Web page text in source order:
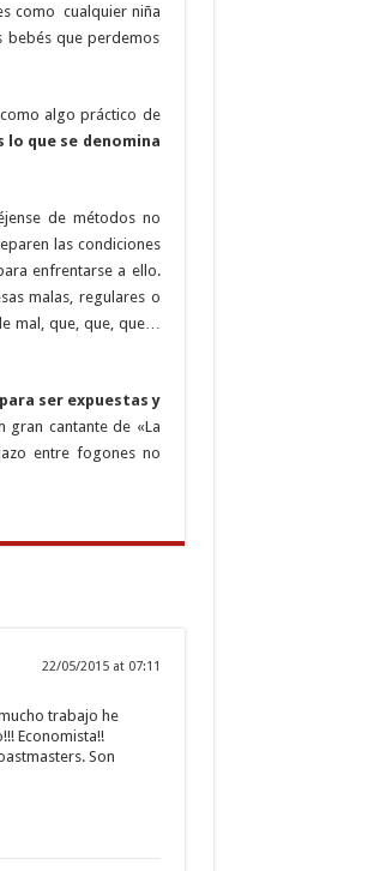
como cualquier niña
bebés que perdemos
algo práctico de
lo que se denomina
de métodos no
las condiciones
enfrentarse a ello.
malas, regulares o
mal, que, que, que…
ser expuestas y
gran cantante de «La
entre fogones no
22/05/2015 at 07:11
trabajo he
Economista!!
Son